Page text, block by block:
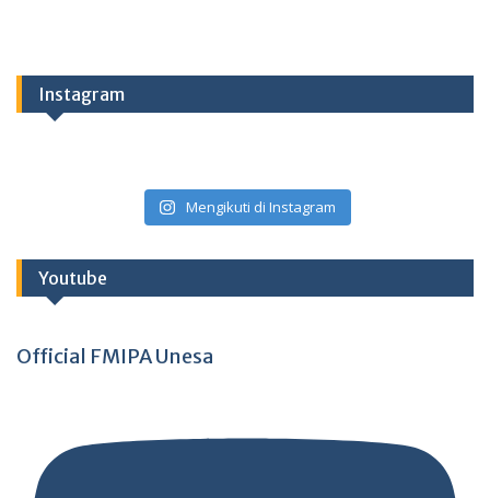
Instagram
Mengikuti di Instagram
Youtube
Official FMIPA Unesa